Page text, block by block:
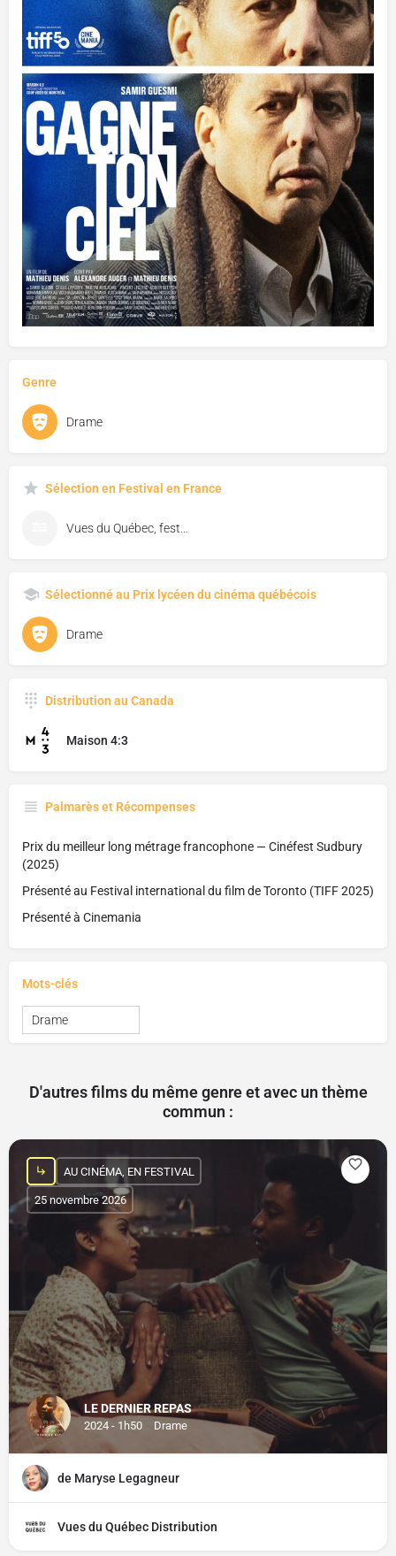
Genre
Drame
Sélection en Festival en France
Vues du Québec, festival de cinéma de Florac
Sélectionné au Prix lycéen du cinéma québécois
Drame
Distribution au Canada
Maison 4:3
Palmarès et Récompenses
Prix du meilleur long métrage francophone — Cinéfest Sudbury
(2025)
Présenté au Festival international du film de Toronto (TIFF 2025)
Présenté à Cinemania
Mots-clés
Drame
D'autres films du même genre et avec un thème
commun :
LE DERNIER REPAS
2024 - 1h50 Drame
AU CINÉMA, EN FESTIVAL
25 novembre 2026
de Maryse Legagneur
Vues du Québec Distribution